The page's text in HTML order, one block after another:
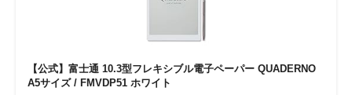
【公式】富士通 10.3型フレキシブル電子ペーパー QUADERNO
A5サイズ / FMVDP51 ホワイト